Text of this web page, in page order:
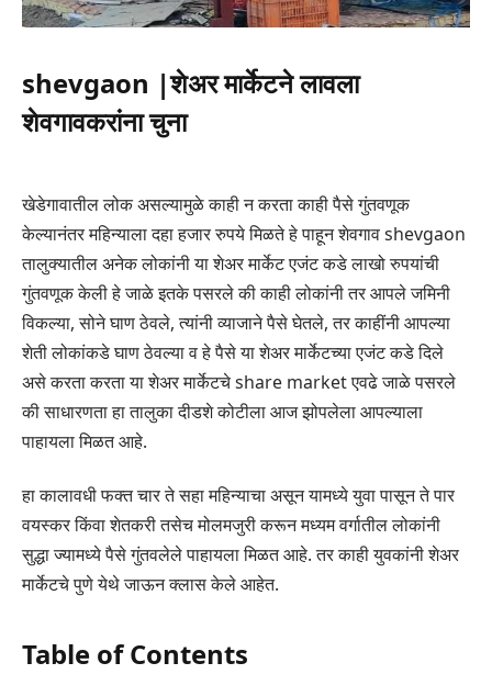
shevgaon |शेअर मार्केटने लावला
शेवगावकरांना चुना
खेडेगावातील लोक असल्यामुळे काही न करता काही पैसे गुंतवणूक
केल्यानंतर महिन्याला दहा हजार रुपये मिळते हे पाहून शेवगाव shevgaon
तालुक्यातील अनेक लोकांनी या शेअर मार्केट एजंट कडे लाखो रुपयांची
गुंतवणूक केली हे जाळे इतके पसरले की काही लोकांनी तर आपले जमिनी
विकल्या, सोने घाण ठेवले, त्यांनी व्याजाने पैसे घेतले, तर काहींनी आपल्या
शेती लोकांकडे घाण ठेवल्या व हे पैसे या शेअर मार्केटच्या एजंट कडे दिले
असे करता करता या शेअर मार्केटचे share market एवढे जाळे पसरले
की साधारणता हा तालुका दीडशे कोटीला आज झोपलेला आपल्याला
पाहायला मिळत आहे.
हा कालावधी फक्त चार ते सहा महिन्याचा असून यामध्ये युवा पासून ते पार
वयस्कर किंवा शेतकरी तसेच मोलमजुरी करून मध्यम वर्गातील लोकांनी
सुद्धा ज्यामध्ये पैसे गुंतवलेले पाहायला मिळत आहे. तर काही युवकांनी शेअर
मार्केटचे पुणे येथे जाऊन क्लास केले आहेत.
Table of Contents